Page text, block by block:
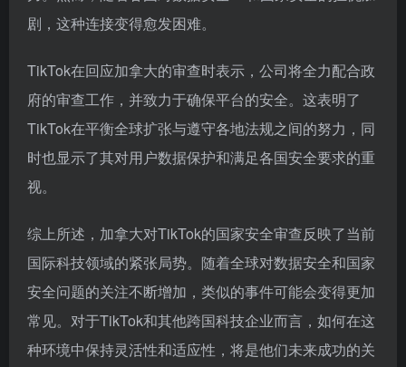
剧，这种连接变得愈发困难。
TikTok在回应加拿大的审查时表示，公司将全力配合政
府的审查工作，并致力于确保平台的安全。这表明了
TikTok在平衡全球扩张与遵守各地法规之间的努力，同
时也显示了其对用户数据保护和满足各国安全要求的重
视。
综上所述，加拿大对TikTok的国家安全审查反映了当前
国际科技领域的紧张局势。随着全球对数据安全和国家
安全问题的关注不断增加，类似的事件可能会变得更加
常见。对于TikTok和其他跨国科技企业而言，如何在这
种环境中保持灵活性和适应性，将是他们未来成功的关